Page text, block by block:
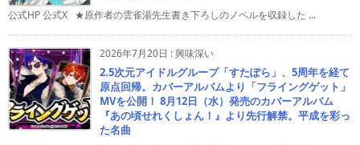
公式HP 公式X ★原作者の雲雀湯先生書き下ろしのノベルを収録した ...
2026年7月20日 :興味深い
2.5次元アイドルグループ「すたぽら」、5周年を経て
原点回帰。カバーアルバムより「フライングゲット」
MVを公開！ 8月12日（水）発売のカバーアルバム
『あの頃せれくしょん！』より先行解禁。平成を彩っ
た名曲